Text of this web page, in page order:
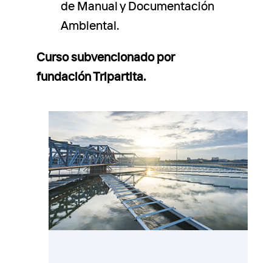
de Manual y Documentación
Ambiental.
Curso subvencionado por
fundación Tripartita.